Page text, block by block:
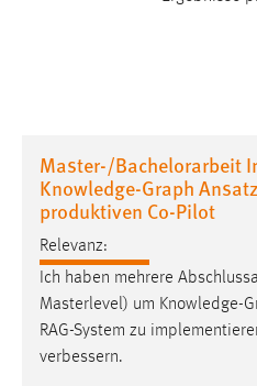
Master-/Bachelorarbeit
Knowledge-Graph
produktiven Co-Pilot
Relevanz:
Ich haben mehrere
Masterlevel) um Knowledge-
RAG-System zu
verbessern.
Dieser Cookie speichert die
Performance
Name:
staticfilecache
Zweck:
Für performante
gespeichert, ob man